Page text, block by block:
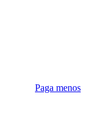
Paga menos